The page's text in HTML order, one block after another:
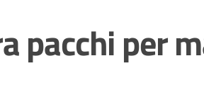
pacchi per